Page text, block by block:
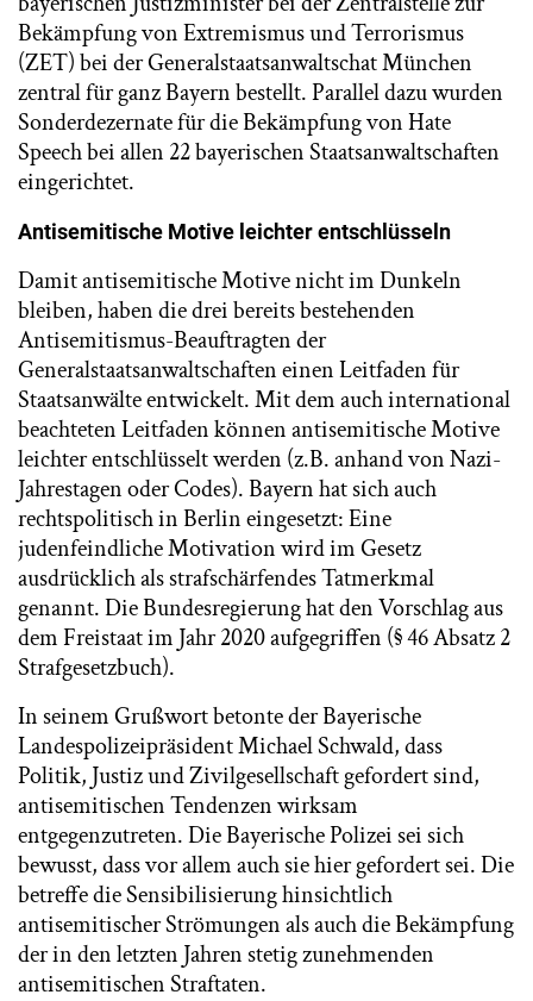
Bekämpfung von Extremismus und Terrorismus
(ZET) bei der Generalstaatsanwaltschat München
zentral für ganz Bayern bestellt. Parallel dazu wurden
Sonderdezernate für die Bekämpfung von Hate
Speech bei allen 22 bayerischen Staatsanwaltschaften
eingerichtet.
Antisemitische Motive leichter entschlüsseln
Damit antisemitische Motive nicht im Dunkeln
bleiben, haben die drei bereits bestehenden
Antisemitismus-Beauftragten der
Generalstaatsanwaltschaften einen Leitfaden für
Staatsanwälte entwickelt. Mit dem auch international
beachteten Leitfaden können antisemitische Motive
leichter entschlüsselt werden (z.B. anhand von Nazi-
Jahrestagen oder Codes). Bayern hat sich auch
rechtspolitisch in Berlin eingesetzt: Eine
judenfeindliche Motivation wird im Gesetz
ausdrücklich als strafschärfendes Tatmerkmal
genannt. Die Bundesregierung hat den Vorschlag aus
dem Freistaat im Jahr 2020 aufgegriffen (§ 46 Absatz 2
Strafgesetzbuch).
In seinem Grußwort betonte der Bayerische
Landespolizeipräsident Michael Schwald, dass
Politik, Justiz und Zivilgesellschaft gefordert sind,
antisemitischen Tendenzen wirksam
entgegenzutreten. Die Bayerische Polizei sei sich
bewusst, dass vor allem auch sie hier gefordert sei. Die
betreffe die Sensibilisierung hinsichtlich
antisemitischer Strömungen als auch die Bekämpfung
der in den letzten Jahren stetig zunehmenden
antisemitischen Straftaten.